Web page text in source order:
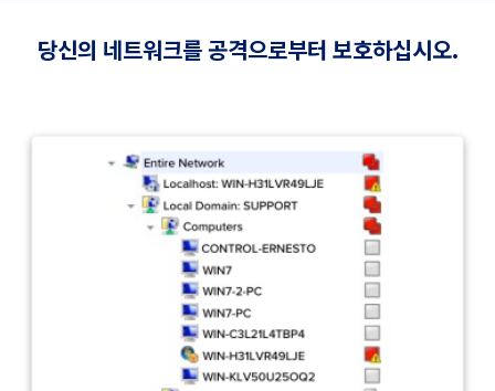
당신의 네트워크를 공격으로부터 보호하십시오.